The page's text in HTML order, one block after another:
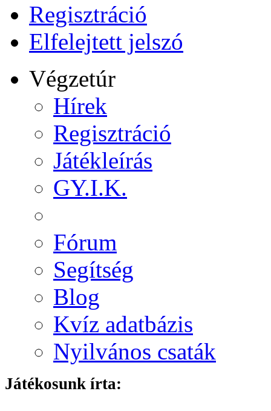
Regisztráció
Elfelejtett jelszó
Végzetúr
Hírek
Regisztráció
Játékleírás
GY.I.K.
Fórum
Segítség
Blog
Kvíz adatbázis
Nyilvános csaták
Játékosunk írta: